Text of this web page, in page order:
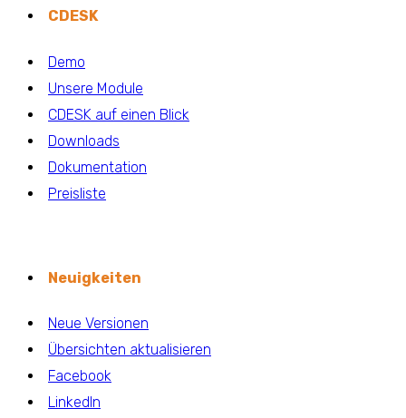
CDESK
Demo
Unsere Module
CDESK auf einen Blick
Downloads
Dokumentation
Preisliste
Neuigkeiten
Neue Versionen
Übersichten aktualisieren
Facebook
LinkedIn